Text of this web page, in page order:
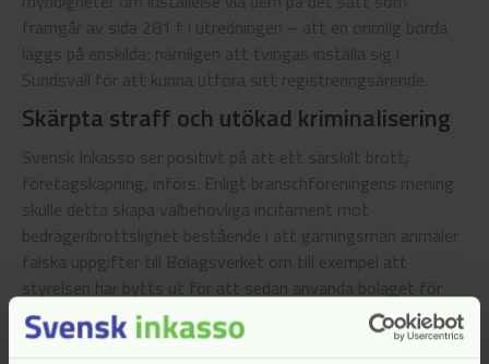
framgår av sida 281 f i utredningen – att en orimlig börda
läggs på enskilda; nämligen att tvingas inställa sig i
Sundsvall för att kunna utföra sitt registreringsärende.
Skärpta straff och utökad kriminalisering
Svensk Inkasso ser positivt på att ett särskilt brott,
företagskapning, införs. Enligt branschföreningens mening
skulle detta skapa välbehövliga incitament mot
bedrägeribrottslighet bestående i att gärningsmän anmäler
falska uppgifter till Bolagsverket om till exempel att
styrelsen har bytts ut för att sedan använda bolaget för
brott eller tömma detsamma på tillgångar. Svensk Inkasso
tillstyrker således förslaget. Även förslaget om skärpta